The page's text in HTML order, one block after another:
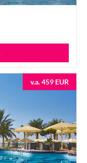
v.a. 459 EUR